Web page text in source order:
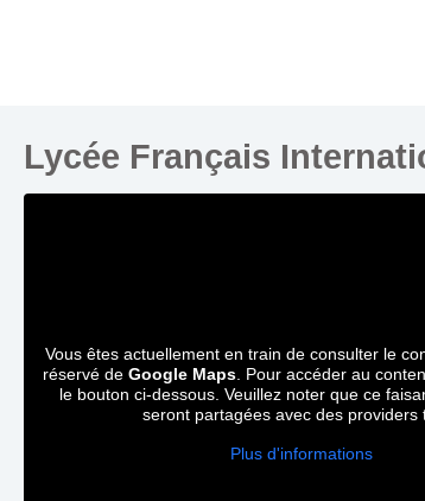
Lycée Français
Vous êtes actuellement en train de consulter le
réservé deGoogle Maps. Pour accéder au
le bouton ci-dessous. Veuillez noter que ce
seront partagées avec des providers
Plus d'informations